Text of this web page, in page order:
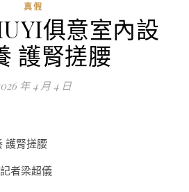
真假
俱意室內設
護腎搓腰
年 4 月 4 日
腎搓腰
者梁超儀